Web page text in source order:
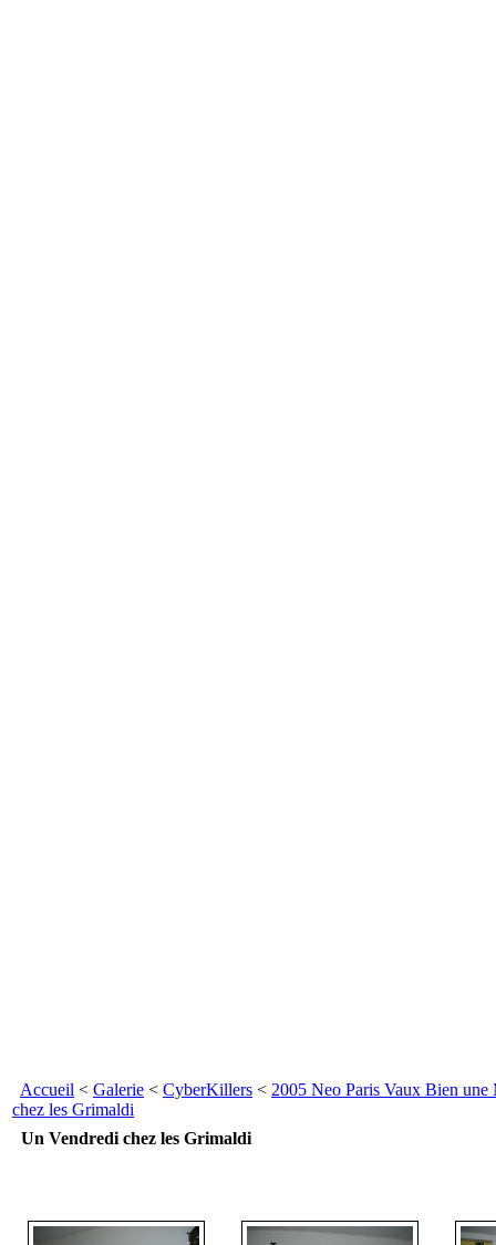
Accueil < Galerie < CyberKillers < 2005 Neo Paris Vaux Bien une
chez les Grimaldi
Un Vendredi chez les Grimaldi